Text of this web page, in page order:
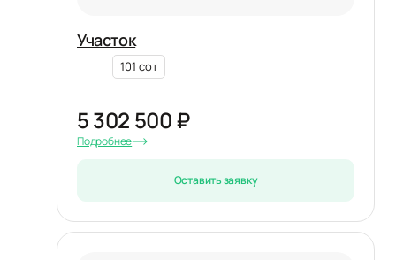
Участок
10.1 сот
5 302 500 ₽
Подробнее
Оставить заявку